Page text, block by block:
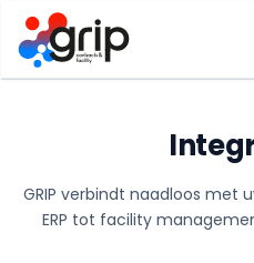
naar
de
inhoud
GRIP verbindt naadloos met
ERP tot facility